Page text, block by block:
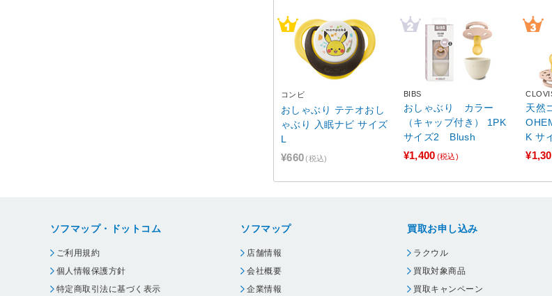
コンビ
おしゃぶり テテオおし
ゃぶり 入眠ナビ サイズ
L
¥660 (税込)
BIBS
おしゃぶり カラー
（キャップ付き） 1PK
サイズ2 Blush
¥1,400 (税込)
天然
K サ
ソフマップ・ドットコム
ご利用規約
個人情報保護方針
特定商取引法に基づく表示
ソフマップ
店舗情報
会社概要
企業情報
買取お申し込み
ラクウル
買取対象商品
買取キャンペーン